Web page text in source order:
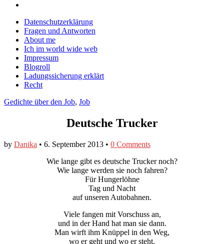
Facebook
anzeigen
Twitter
anzeigen
auf
Instagram
anzeigen
Main
menu
Skip
content
Datenschutzerklärung
Fragen und Antworten
About me
Ich im world wide web
Impressum
Blogroll
Ladungssicherung erklärt
Recht
Gedichte über den Job, Job
Deutsche Trucker
by Danika • 6. September 2013 • 0 Comments
Wie lange gibt es deutsche Trucker noch?
Wie lange werden sie noch fahren?
Für Hungerlöhne
Tag und Nacht
auf unseren Autobahnen.
Viele fangen mit Vorschuss an,
und in der Hand hat man sie dann.
Man wirft ihm Knüppel in den Weg,
wo er geht und wo er steht.